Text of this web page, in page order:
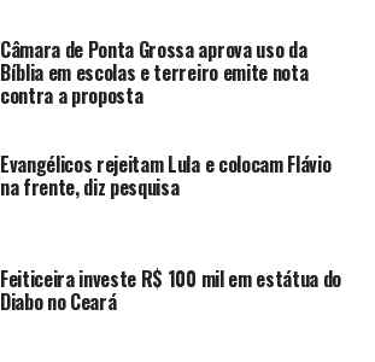
Câmara de Ponta Grossa aprova uso da
Bíblia em escolas e terreiro emite nota
contra a proposta
Evangélicos rejeitam Lula e colocam Flávio
na frente, diz pesquisa
Feiticeira investe R$ 100 mil em estátua do
Diabo no Ceará